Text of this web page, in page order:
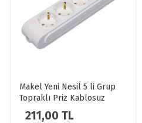
Makel Yeni Nesil 5 li Grup
Topraklı Priz Kablosuz
Klemensli
211,00 TL